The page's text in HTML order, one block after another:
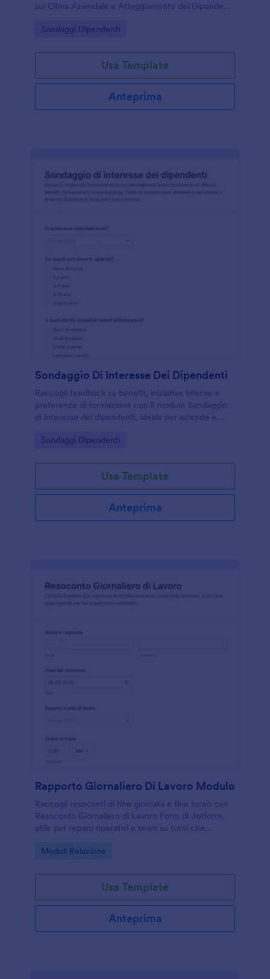
sul Clima Aziendale e Atteggiamento dei Dipendenti
personale che vogliono migliorare l’esperienza di
Go to Category:
Sondaggi Dipendenti
Usa Template
Anteprima
Sondaggio Di Interesse Dei Dipendenti
Raccogli feedback su benefit, iniziative interne e
preferenze di formazione con il modulo Sondaggio
di interesse dei dipendenti, ideale per aziende e
comunicazione e benessere sul lavoro.
Go to Category:
Sondaggi Dipendenti
Usa Template
Anteprima
Rapporto Giornaliero Di Lavoro Modulo
Raccogli resoconti di fine giornata e fine turno con
Resoconto Giornaliero di Lavoro Form di Jotform,
utile per reparti operativi e team su turni che
coerente.
Go to Category:
Moduli Relazione
Usa Template
Anteprima